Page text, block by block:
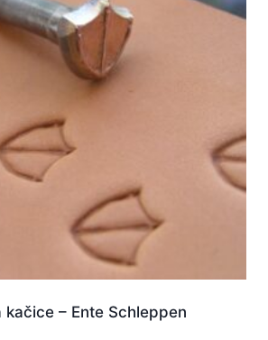
kačice – Ente Schleppen